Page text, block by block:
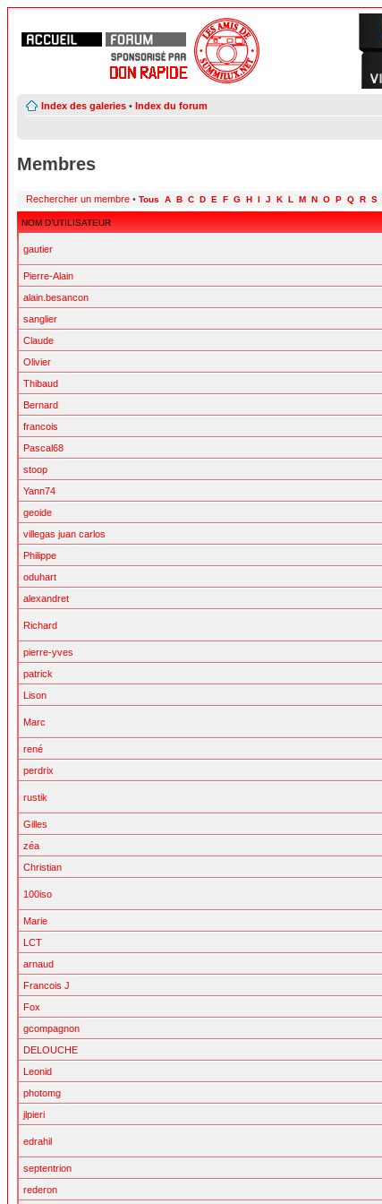
Index des galeries • Index du forum
Membres
Rechercher un membre • Tous A B C D E F G H I J K L M N O P Q R S
NOM D’UTILISATEUR
gautier
Pierre-Alain
alain.besancon
sanglier
Claude
Olivier
Thibaud
Bernard
francois
Pascal68
stoop
Yann74
geoide
villegas juan carlos
Philippe
oduhart
alexandret
Richard
pierre-yves
patrick
Lison
Marc
rené
perdrix
rustik
Gilles
zéa
Christian
100iso
Marie
LCT
arnaud
Francois J
Fox
gcompagnon
DELOUCHE
Leonid
photomg
jlpieri
edrahil
septentrion
rederon